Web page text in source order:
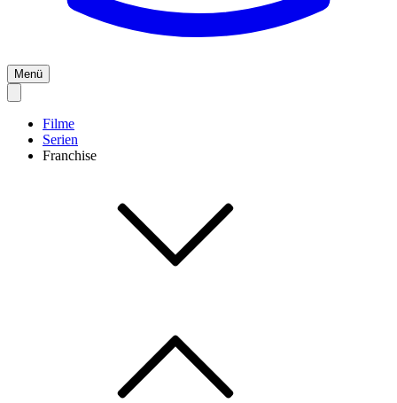
Menü
Filme
Serien
Franchise